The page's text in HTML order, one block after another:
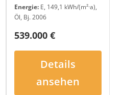
Energie:E, 149,1 kWh/(m²·a),
Öl, Bj. 2006
539.000 €
Details
ansehen